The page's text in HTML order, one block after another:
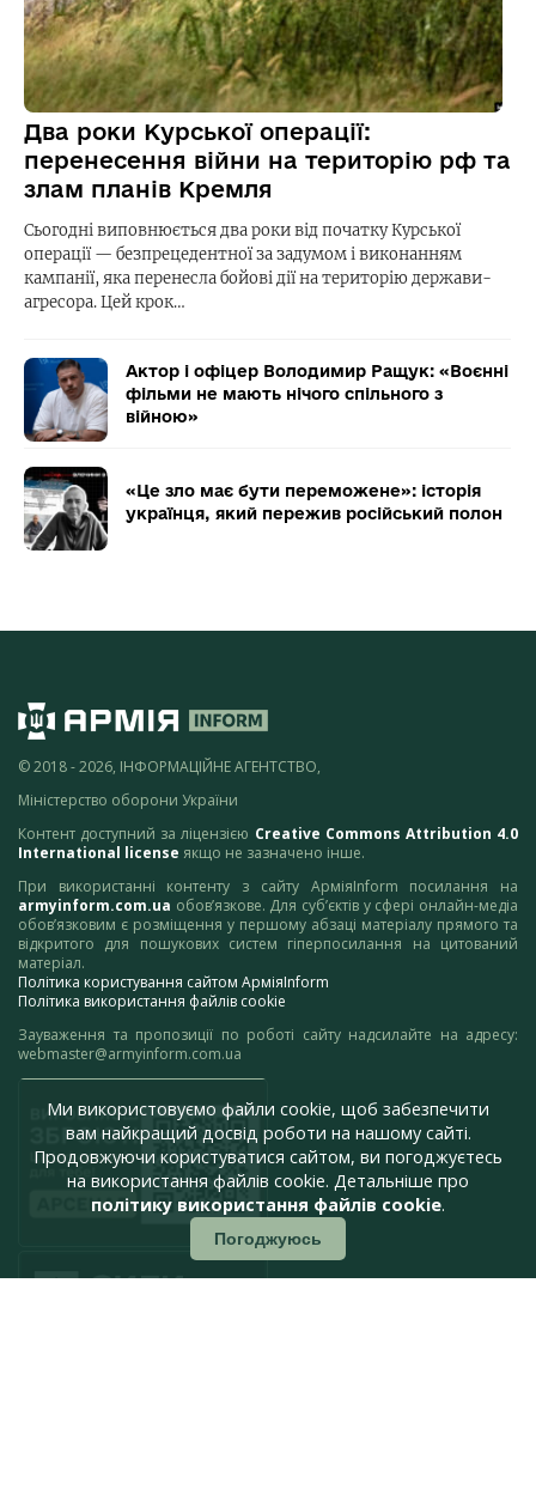
Два роки Курської операції:
перенесення війни на територію рф та
злам планів Кремля
Сьогодні виповнюється два роки від початку Курської
операції — безпрецедентної за задумом і виконанням
кампанії, яка перенесла бойові дії на територію держави-
агресора. Цей крок…
Актор і офіцер Володимир Ращук: «Воєнні
фільми не мають нічого спільного з
війною»
«Це зло має бути переможене»: історія
українця, який пережив російський полон
© 2018 - 2026, ІНФОРМАЦІЙНЕ АГЕНТСТВО,
Міністерство оборони України
Контент доступний за ліцензією Creative Commons Attribution 4.0
International license якщо не зазначено інше.
При використанні контенту з сайту АрміяInform посилання на
armyinform.com.ua обов’язкове. Для суб’єктів у сфері онлайн-медіа
обов’язковим є розміщення у першому абзаці матеріалу прямого та
відкритого для пошукових систем гіперпосилання на цитований
матеріал.
Політика користування сайтом АрміяInform
Політика використання файлів cookie
Зауваження та пропозиції по роботі сайту надсилайте на адресу:
webmaster@armyinform.com.ua
Ми використовуємо файли cookie, щоб забезпечити
вам найкращий досвід роботи на нашому сайті.
Продовжуючи користуватися сайтом, ви погоджуєтесь
на використання файлів cookie. Детальніше про
політику використання файлів cookie.
Погоджуюсь